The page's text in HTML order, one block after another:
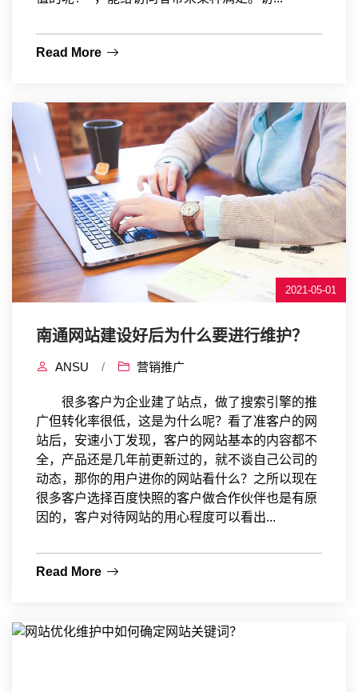
Read More
2021-05-01
南通网站建设好后为什么要进行维护？
ANSU / 营销推广
很多客户为企业建了站点，做了搜索引擎的推
广但转化率很低，这是为什么呢？看了准客户的网
站后，安速小丁发现，客户的网站基本的内容都不
全，产品还是几年前更新过的，就不谈自己公司的
动态，那你的用户进你的网站看什么？之所以现在
很多客户选择百度快照的客户做合作伙伴也是有原
因的，客户对待网站的用心程度可以看出...
Read More